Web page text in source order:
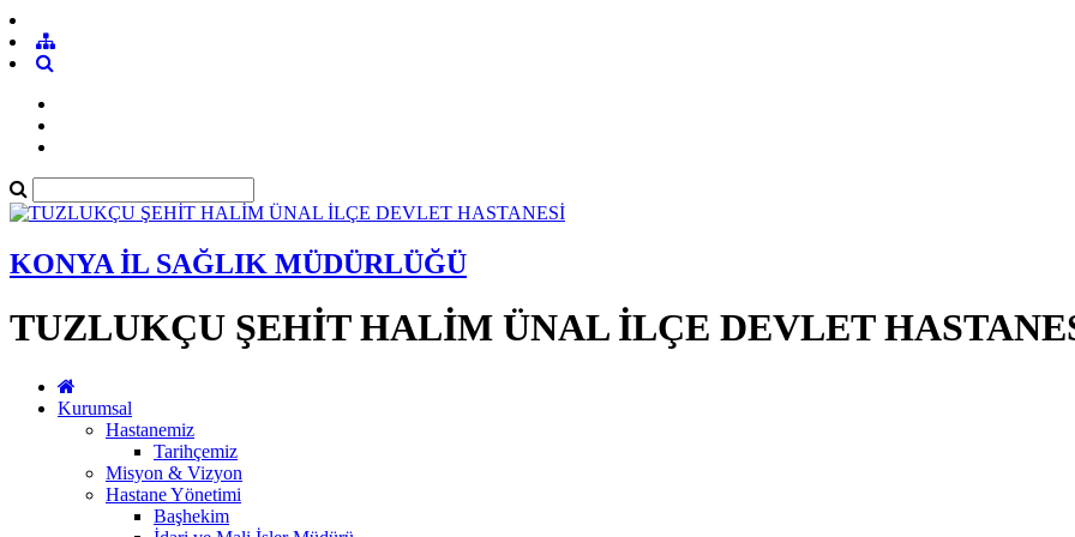
KONYA İL SAĞLIK MÜDÜRLÜĞÜ
TUZLUKÇU ŞEHİT HALİM ÜNAL İLÇE DEVLET
Kurumsal
Hastanemiz
Tarihçemiz
Misyon & Vizyon
Hastane Yönetimi
Başhekim